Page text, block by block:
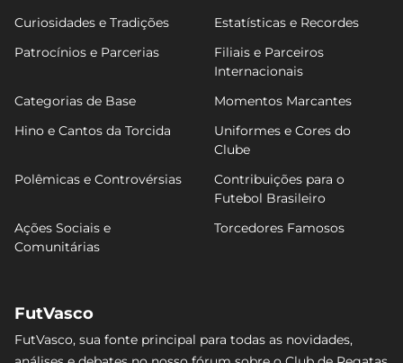
Curiosidades e Tradições
Estatísticas e Recordes
Patrocínios e Parcerias
Filiais e Parceiros
Internacionais
Categorias de Base
Momentos Marcantes
Hino e Cantos da Torcida
Uniformes e Cores do
Clube
Polêmicas e Controvérsias
Contribuições para o
Futebol Brasileiro
Ações Sociais e
Comunitárias
Torcedores Famosos
FutVasco
FutVasco, sua fonte principal para todas as novidades,